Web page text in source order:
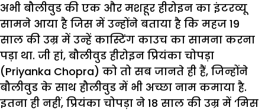
अभी बौलीवुड की एक और मशहूर हीरोइन का इंटरव्यू
सामने आया है जिस में उन्होंने बताया है कि महज 19
साल की उम्र में उन्हें कास्टिंग काउच का सामना करना
पड़ा था. जी हां, बौलीवुड हीरोइन प्रियंका चोपड़ा
(Priyanka Chopra) को तो सब जानते ही हैं, जिन्होंने
बौलीवुड के साथ हौलीवुड में भी अच्छा नाम कमाया है.
इतना ही नहीं, प्रियंका चोपड़ा ने 18 साल की उम्र में ‘मिस